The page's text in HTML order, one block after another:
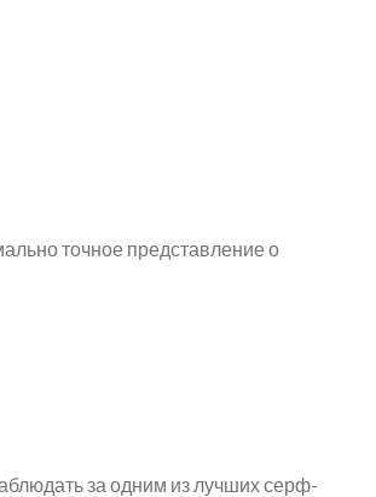
точное представление о
за одним из лучших серф-